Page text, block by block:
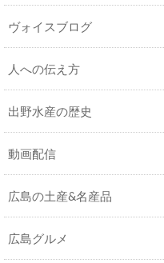
ヴォイスブログ
人への伝え方
出野水産の歴史
動画配信
広島の土産&名産品
広島グルメ